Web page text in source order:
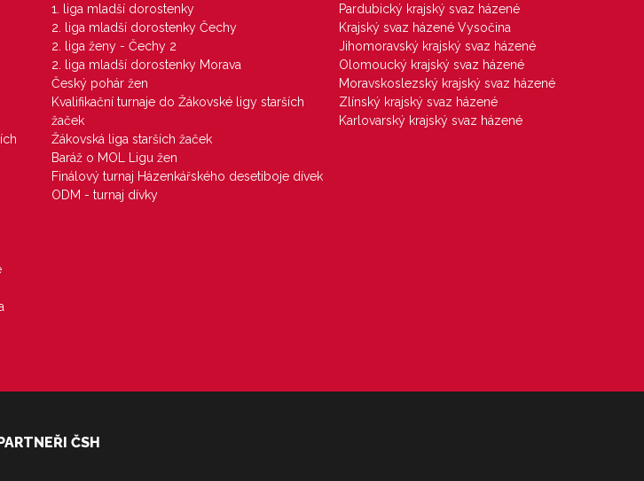
1. liga mladší dorostenky
2. liga mladší dorostenky Čechy
2. liga ženy - Čechy 2
2. liga mladší dorostenky Morava
Český pohár žen
Kvalifikační turnaje do Žákovské ligy starších
žaček
Žákovská liga starších žaček
Baráž o MOL Ligu žen
Finálový turnaj Házenkářského desetiboje dívek
ODM - turnaj dívky
Pardubický krajský svaz házené
Krajský svaz házené Vysočina
Jihomoravský krajský svaz házené
Olomoucký krajský svaz házené
Moravskoslezský krajský svaz házené
Zlínský krajský svaz házené
Karlovarský krajský svaz házené
ČSH